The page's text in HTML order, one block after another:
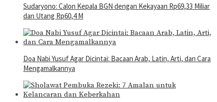
Sudaryono: Calon Kepala BGN dengan Kekayaan Rp69,33 Miliar
dan Utang Rp60,4 M
Doa Nabi Yusuf Agar Dicintai: Bacaan Arab, Latin, Arti, dan Cara
Mengamalkannya